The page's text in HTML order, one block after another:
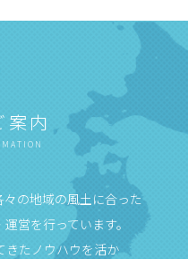
案内
の地域の風土に合った
営を行っています。
きたノウハウを活か